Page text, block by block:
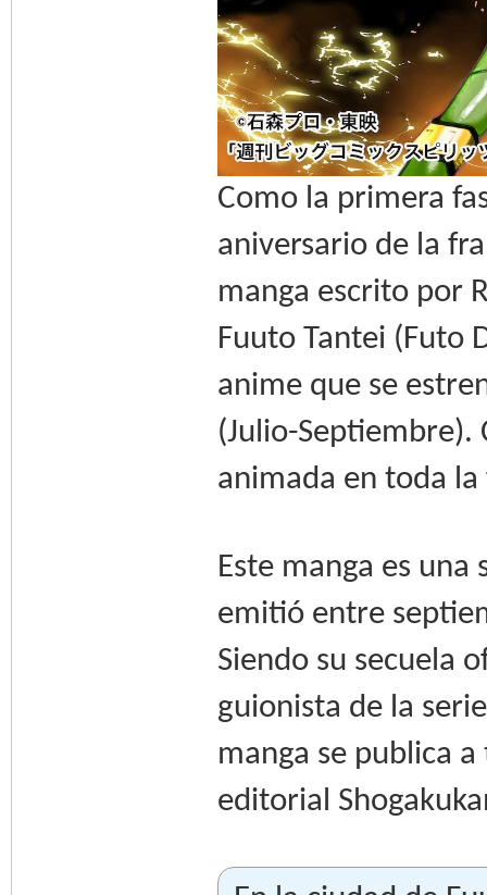
Como la primera
aniversario de la
manga escrito por
Fuuto Tantei (Futo
anime que se
(Julio-Septiembre).
animada en toda la
Este manga es una
emitió entre
Siendo su secuela
guionista de la
manga se publica
editorial